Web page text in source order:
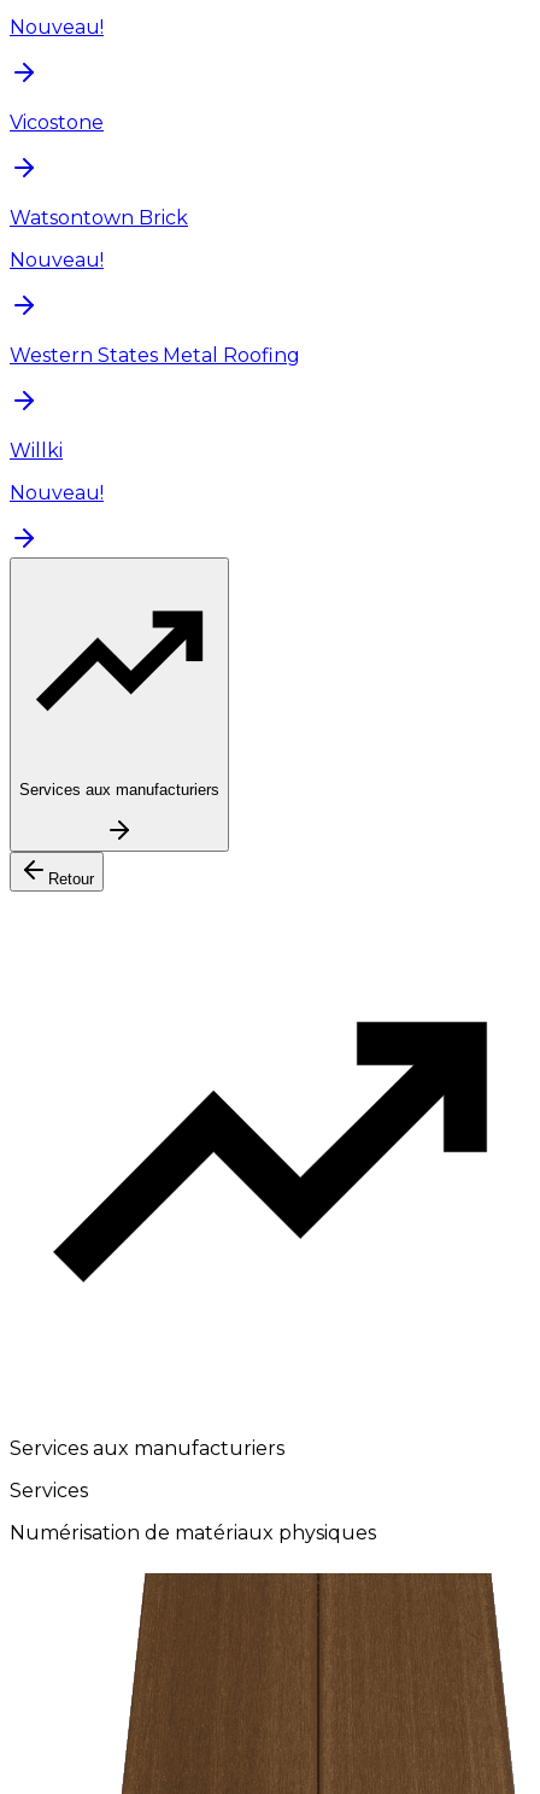
Nouveau!
Vicostone
Watsontown Brick
Nouveau!
Western States Metal Roofing
Willki
Nouveau!
Services aux manufacturiers
Retour
Services aux manufacturiers
Services
Numérisation de matériaux physiques